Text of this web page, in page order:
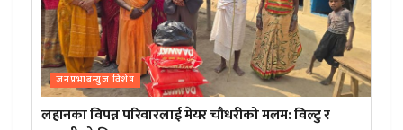
जनप्रभाबन्युज विशेष
लहानका विपन्न परिवारलाई मेयर चौधरीको मलम: विल्टु र